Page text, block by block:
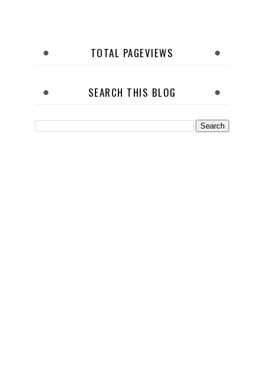
TOTAL PAGEVIEWS
SEARCH THIS BLOG